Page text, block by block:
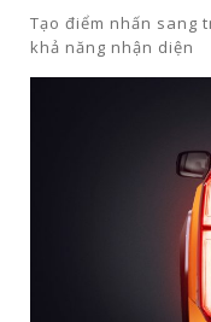
Tạo điểm nhấn sang
khả năng nhận diện